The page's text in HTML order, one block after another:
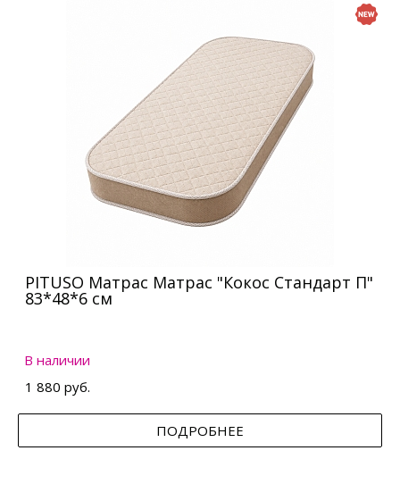
PITUSO Матрас Матрас "Кокос Стандарт П"
83*48*6 см
В наличии
1 880 руб.
ПОДРОБНЕЕ